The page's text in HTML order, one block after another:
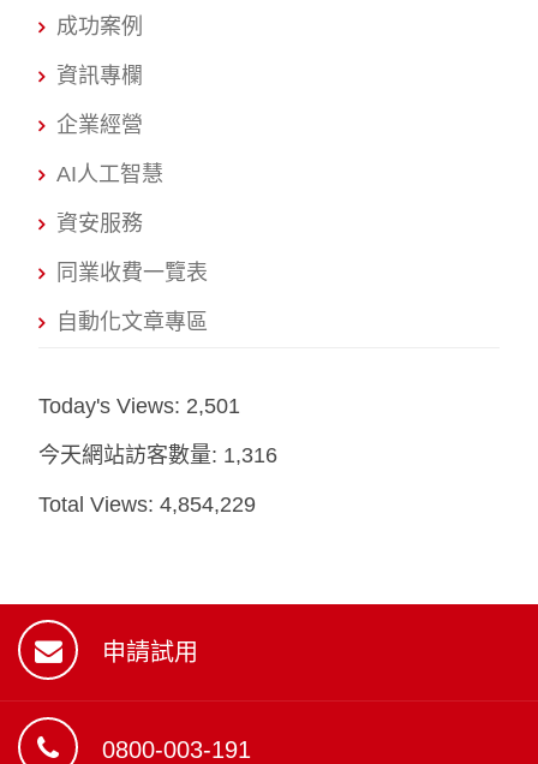
成功案例
資訊專欄
企業經營
AI人工智慧
資安服務
同業收費一覽表
自動化文章專區
Today's Views: 2,501
今天網站訪客數量: 1,316
Total Views:4,854,229
申請試用
0800-003-191